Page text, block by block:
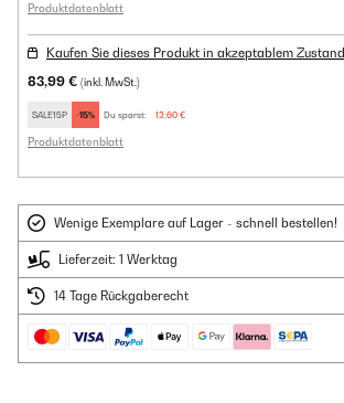
Produktdatenblatt
Kaufen Sie dieses Produkt in akzeptablem Zustand
83,99 € (inkl. MwSt.)
SALE15P -15% Du sparst: 12,60 €
Produktdatenblatt
Wenige Exemplare auf Lager - schnell bestellen!
Lieferzeit: 1 Werktag
14 Tage Rückgaberecht